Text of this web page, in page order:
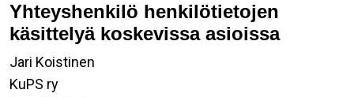
Yhteyshenkilö henkilötietojen
käsittelyä koskevissa asioissa
Jari Koistinen
KuPS ry